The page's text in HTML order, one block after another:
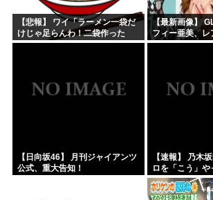
拷問官「ヤニネコのキャラで抜け」
【悲報】 ワイ「ラーメン一袋だ
けじゃ足らんわ！二袋作った
ろ！」→結果ｗｗｗ
【最新画像】
フィー亜美、レ
トを公開してし
【日向坂46】 月刊ジャイアンツ
公式、重大告知！
【速報】 乃木
ロを「こう」や
ｗｗｗｗｗｗ